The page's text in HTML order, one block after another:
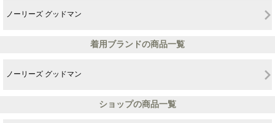
ノーリーズ グッドマン
着用ブランドの商品一覧
ノーリーズ グッドマン
ショップの商品一覧